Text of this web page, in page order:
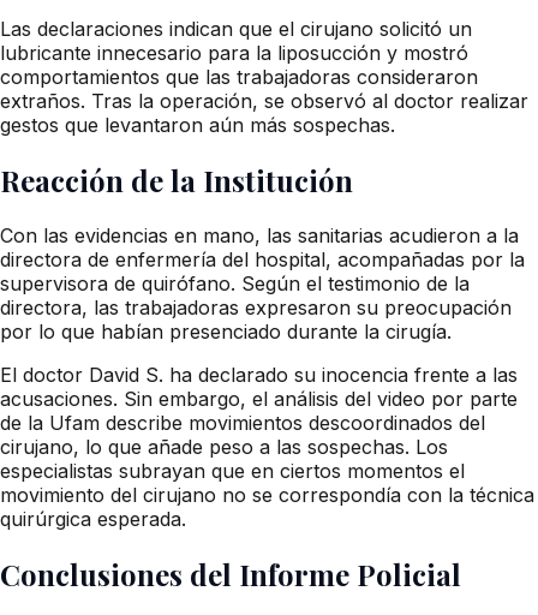
Las declaraciones indican que el cirujano solicitó un
lubricante innecesario para la liposucción y mostró
comportamientos que las trabajadoras consideraron
extraños. Tras la operación, se observó al doctor realizar
gestos que levantaron aún más sospechas.
Reacción de la Institución
Con las evidencias en mano, las sanitarias acudieron a la
directora de enfermería del hospital, acompañadas por la
supervisora de quirófano. Según el testimonio de la
directora, las trabajadoras expresaron su preocupación
por lo que habían presenciado durante la cirugía.
El doctor David S. ha declarado su inocencia frente a las
acusaciones. Sin embargo, el análisis del video por parte
de la Ufam describe movimientos descoordinados del
cirujano, lo que añade peso a las sospechas. Los
especialistas subrayan que en ciertos momentos el
movimiento del cirujano no se correspondía con la técnica
quirúrgica esperada.
Conclusiones del Informe Policial